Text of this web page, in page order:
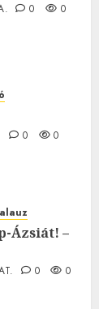
0 0
0 0
Ázsiát! –
0 0